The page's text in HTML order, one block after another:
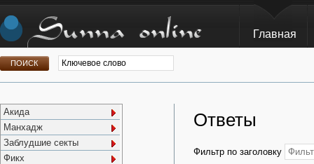
Главная
Акида
Манхадж
Заблудшие секты
Фикх
Ответы
Фильтр по заголовку